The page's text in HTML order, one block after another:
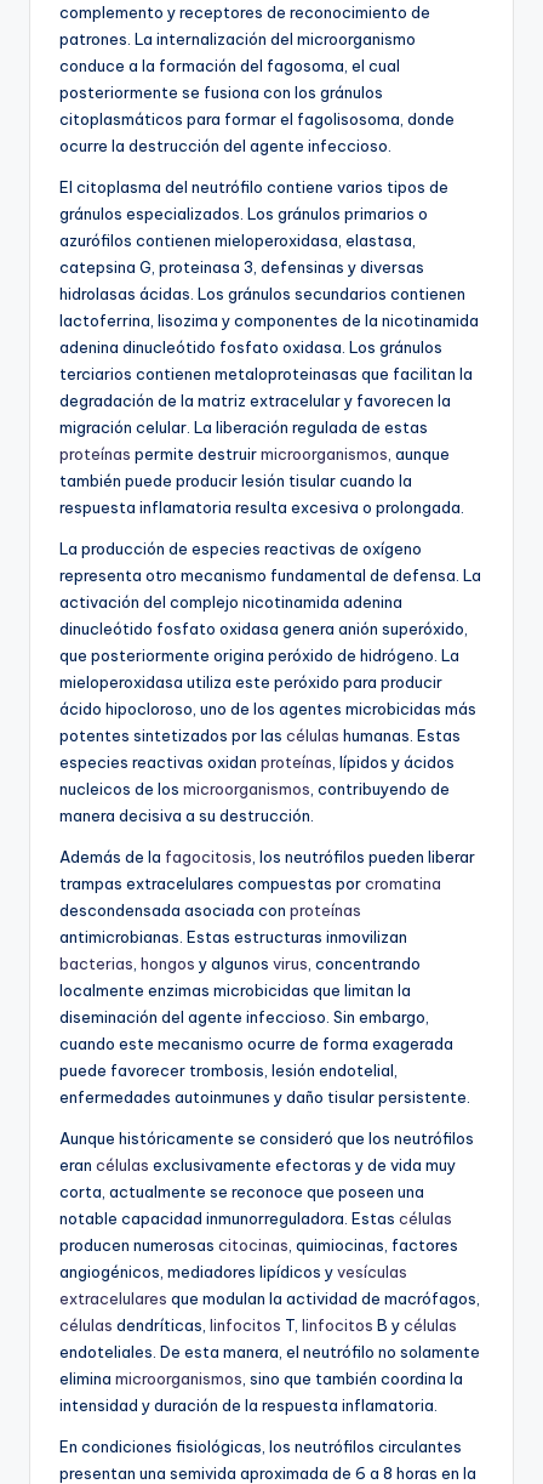
complemento y receptores de reconocimiento de
patrones. La internalización del microorganismo
conduce a la formación del fagosoma, el cual
posteriormente se fusiona con los gránulos
citoplasmáticos para formar el fagolisosoma, donde
ocurre la destrucción del agente infeccioso.
El citoplasma del neutrófilo contiene varios tipos de
gránulos especializados. Los gránulos primarios o
azurófilos contienen mieloperoxidasa, elastasa,
catepsina G, proteinasa 3, defensinas y diversas
hidrolasas ácidas. Los gránulos secundarios contienen
lactoferrina, lisozima y componentes de la nicotinamida
adenina dinucleótido fosfato oxidasa. Los gránulos
terciarios contienen metaloproteinasas que facilitan la
degradación de la matriz extracelular y favorecen la
migración celular. La liberación regulada de estas
proteínas permite destruirmicroorganismos , aunque
también puede producir lesión tisular cuando la
respuesta inflamatoria resulta excesiva o prolongada.
La producción de especies reactivas de oxígeno
representa otro mecanismo fundamental de defensa. La
activación del complejo nicotinamida adenina
dinucleótido fosfato oxidasa genera anión superóxido,
que posteriormente origina peróxido de hidrógeno. La
mieloperoxidasa utiliza este peróxido para producir
ácido hipocloroso, uno de los agentes microbicidas más
potentes sintetizados por las células humanas. Estas
especies reactivas oxidan proteínas , lípidos y ácidos
nucleicos de los microorganismos , contribuyendo de
manera decisiva a su destrucción.
Además de la fagocitosis , los neutrófilos pueden liberar
trampas extracelulares compuestas porcromatina
descondensada asociada con proteínas
antimicrobianas. Estas estructuras inmovilizan
bacterias hongos y algunos virus , concentrando
localmente enzimas microbicidas que limitan la
diseminación del agente infeccioso. Sin embargo,
cuando este mecanismo ocurre de forma exagerada
puede favorecer trombosis, lesión endotelial,
enfermedades autoinmunes y daño tisular persistente.
Aunque históricamente se consideró que los neutrófilos
eran células exclusivamente efectoras y de vida muy
corta, actualmente se reconoce que poseen una
notable capacidad inmunorreguladora. Estas células
producen numerosas citocinas , quimiocinas, factores
angiogénicos, mediadores lipídicos yvesículas
extracelulares que modulan la actividad de macrófagos,
células dendríticas, linfocitos T, linfocitos B ycélulas
endoteliales. De esta manera, el neutrófilo no solamente
elimina microorganismos , sino que también coordina la
intensidad y duración de la respuesta inflamatoria.
En condiciones fisiológicas, los neutrófilos circulantes
presentan una semivida aproximada de 6 a 8 horas en la